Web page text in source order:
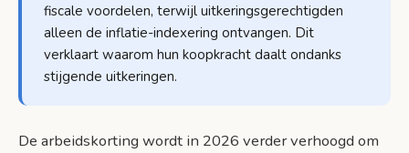
fiscale voordelen, terwijl uitkeringsgerechtigden
alleen de inflatie-indexering ontvangen. Dit
verklaart waarom hun koopkracht daalt ondanks
stijgende uitkeringen.
De arbeidskorting wordt in 2026 verder verhoogd om